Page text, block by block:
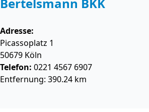
Adresse:
Picassoplatz 1
50679 Köln
Telefon: 0221 4567 6907
Entfernung: 390.24 km